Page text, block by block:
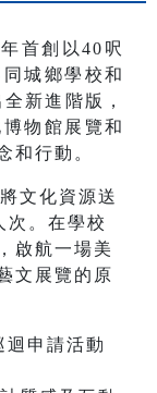
首創以40呎
城鄉學校和
新進階版，
物館展覽和
和行動。
文化資源送
次。在學校
啟航一場美
文展覽的原